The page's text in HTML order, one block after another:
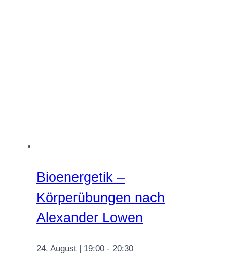
Bioenergetik –
Körperübungen nach
Alexander Lowen
24. August | 19:00 - 20:30